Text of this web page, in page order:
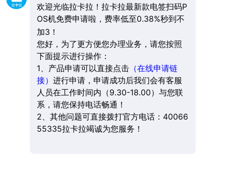
欢迎光临拉卡拉！拉卡拉最新款电签扫码P
OS机免费申请啦，费率低至0.38%秒到不
加3！
您好，为了更方便您办理业务，请您按照
下面提示进行操作：
1、产品申请可以直接点击（在线申请链
接） 进行申请，申请成功后我们会有客服
人员在工作时间内（9.30-18.00）与您联
系，请您保持电话畅通！
2、其他问题可直接拨打官方电话：40066
55335拉卡拉竭诚为您服务！